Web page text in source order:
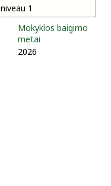
niveau 1
Mokyklos baigimo
metai
2026